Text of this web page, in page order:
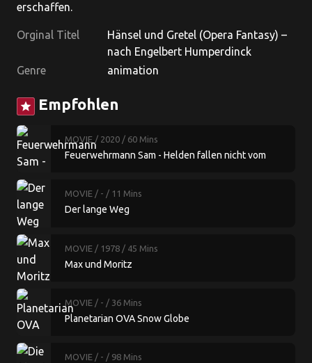
erschaffen.
Orginal Titel
Hänsel und Gretel (Opera Fantasy) –
nach Engelbert Humperdinck
Genre
animation
star Empfohlen
MOVIE / 2020 / 60 Mins
Feuerwehrmann Sam - Helden fallen nicht vom
MOVIE / - / 11 Mins
Der lange Weg
MOVIE / 1978 / 45 Mins
Max und Moritz
MOVIE / - / 36 Mins
Planetarian OVA Snow Globe
MOVIE / - / 98 Mins